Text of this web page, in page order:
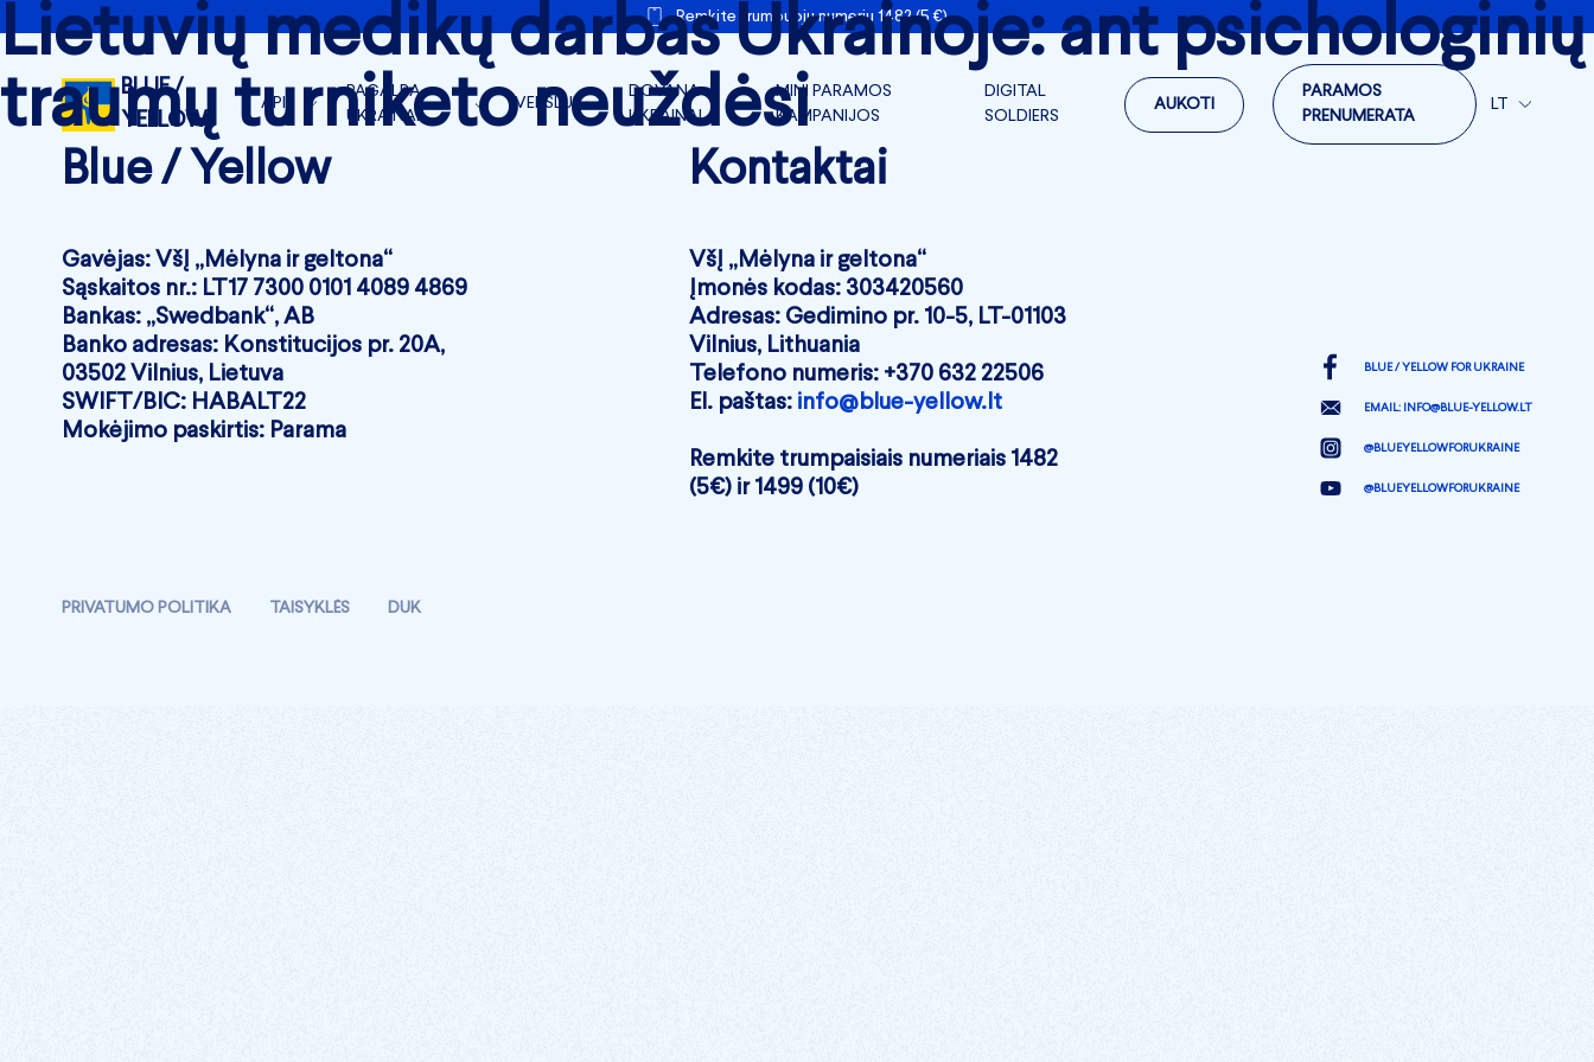
Remkite trumpuoju numeriu 1482 (5 €)
BLUE /
YELLOW
APIE
APIE MUS
RĖMĖJAI
SUSISIEKITE
PAGALBA
UKRAINAI
MĖNESIO ATASKAITOS
METINĖS ATASKAITOS IR DOKUMENTAI
SKIRTI 1.2 %
VERSLUI
DOVANA
UKRAINAI
MINI PARAMOS
KAMPANIJOS
DIGITAL
SOLDIERS
AUKOTI
PARAMOS
PRENUMERATA
LT
Lietuvių medikų darbas Ukrainoje: ant psichologinių
traumų turniketo neuždėsi
Blue / Yellow
Gavėjas: VšĮ „Mėlyna ir geltona“
Sąskaitos nr.: LT17 7300 0101 4089 4869
Bankas: „Swedbank“, AB
Banko adresas: Konstitucijos pr. 20A,
03502 Vilnius, Lietuva
SWIFT/BIC: HABALT22
Mokėjimo paskirtis: Parama
Kontaktai
VšĮ „Mėlyna ir geltona“
Įmonės kodas: 303420560
Adresas: Gedimino pr. 10-5, LT-01103
Vilnius, Lithuania
Telefono numeris: +370 632 22506
El. paštas: info@blue-yellow.lt
Remkite trumpaisiais numeriais 1482
(5€) ir 1499 (10€)
BLUE / YELLOW FOR UKRAINE
EMAIL: INFO@BLUE-YELLOW.LT
@BLUEYELLOWFORUKRAINE
@BLUEYELLOWFORUKRAINE
PRIVATUMO POLITIKA TAISYKLĖS DUK